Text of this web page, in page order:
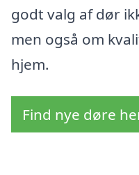
godt valg af dør
men også om
hjem.
Find nye døre